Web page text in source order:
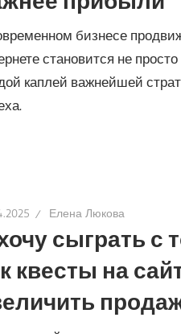
бизнесе
становится не
каплей важнейшей
Елена Люкова
сыграть с
квесты на